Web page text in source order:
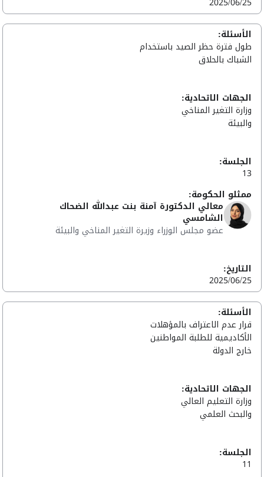
الأسئلة:
طول فترة حظر الصيد باستخدام
الشباك بالحلاق
الجهات الاتحادية:
وزارة التغير المناخي
والبيئة
الجلسة:
13
ممثلو الحكومة:
معالي الدكتورة آمنة بنت عبدالله الضحاك
الشامسي
عضو مجلس الوزراء وزيرة التغير المناخي والبيئة
التاريخ:
2025/06/25
الأسئلة:
قرار عدم الاعتراف بالمؤهلات
الأكاديمية للطلبة المواطنين
خارج الدولة
الجهات الاتحادية:
وزارة التعليم العالي
والبحث العلمي
الجلسة:
11